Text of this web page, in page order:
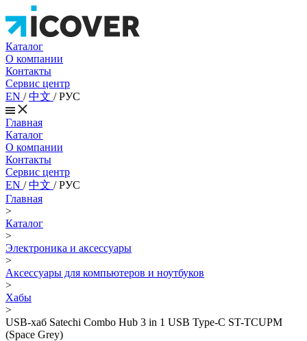
Каталог
О компании
Контакты
Сервис центр
EN /中文 /РУС
Главная
Каталог
О компании
Контакты
Сервис центр
EN /中文 /РУС
Главная
>
Каталог
>
Электроника и аксессуары
>
Аксессуары для компьютеров и ноутбуков
>
Хабы
>
USB-хаб Satechi Combo Hub 3 in 1 USB Type-C ST-TCUPM
(Space Grey)